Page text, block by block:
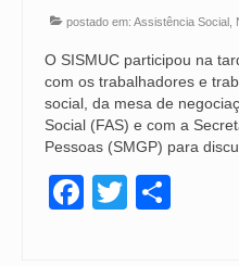
postado em: Assistência Social
O SISMUC participou na
com os trabalhadores e
social, da mesa de
Social (FAS) e com a
Pessoas (SMGP) para
Facebook
Twitter